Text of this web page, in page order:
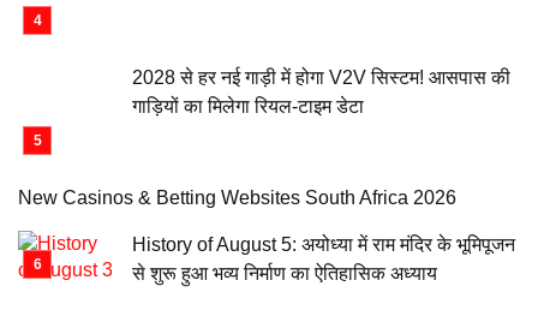
2028 से हर नई गाड़ी में होगा V2V सिस्टम! आसपास की
गाड़ियों का मिलेगा रियल-टाइम डेटा
New Casinos & Betting Websites South Africa 2026
History of August 5: अयोध्या में राम मंदिर के भूमिपूजन
से शुरू हुआ भव्य निर्माण का ऐतिहासिक अध्याय